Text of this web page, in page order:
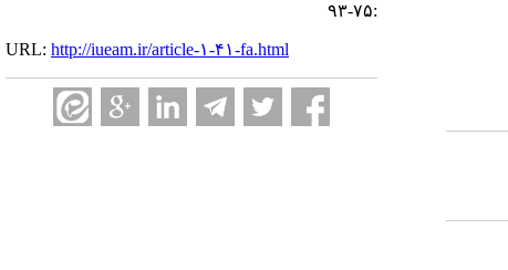
:۷۵-۹۳
URL: http://iueam.ir/article-۱-۴۱-fa.html